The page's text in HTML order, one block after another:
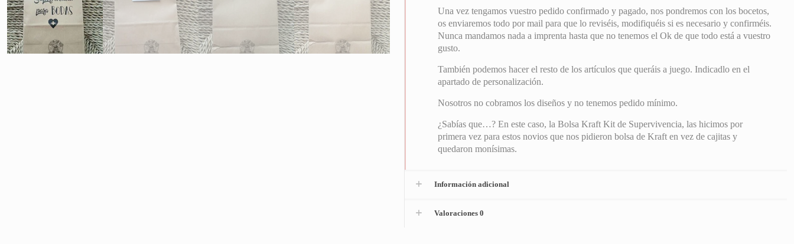
Una vez tengamos vuestro pedido confirmado y pagado, nos pondremos con los bocetos,
os enviaremos todo por mail para que lo reviséis, modifiquéis si es necesario y confirméis.
Nunca mandamos nada a imprenta hasta que no tenemos el Ok de que todo está a vuestro
gusto.
También podemos hacer el resto de los artículos que queráis a juego. Indicadlo en el
apartado de personalización.
Nosotros no cobramos los diseños y no tenemos pedido mínimo.
¿Sabías que…? En este caso, la Bolsa Kraft Kit de Supervivencia, las hicimos por
primera vez para estos novios que nos pidieron bolsa de Kraft en vez de cajitas y
quedaron monísimas.
Información adicional
Valoraciones 0